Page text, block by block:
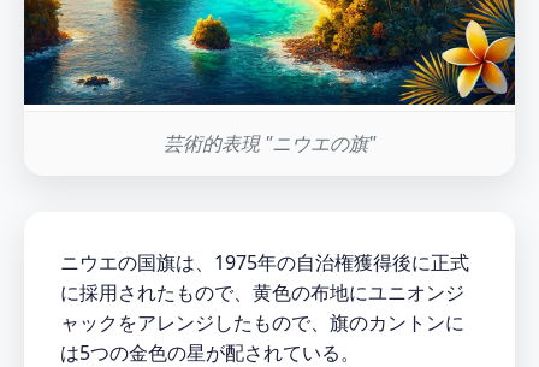
芸術的表現 "ニウエの旗"
ニウエの国旗は、1975年の自治権獲得後に正式
に採用されたもので、黄色の布地にユニオンジ
ャックをアレンジしたもので、旗のカントンに
は5つの金色の星が配されている。